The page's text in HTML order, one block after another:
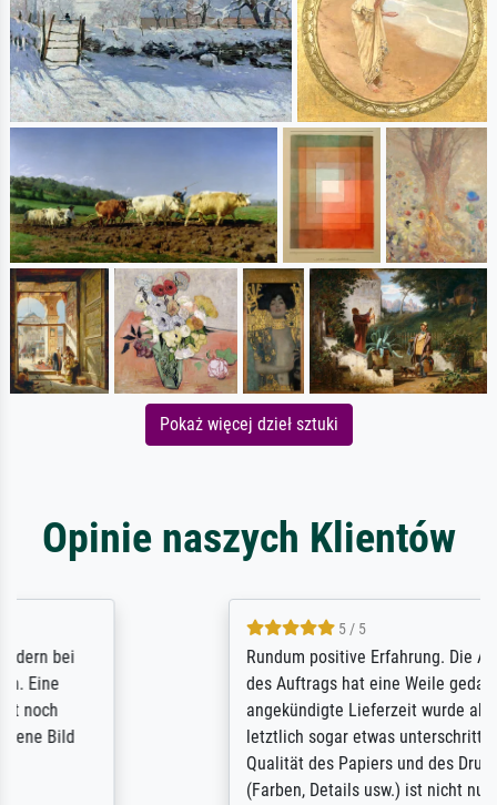
Pokaż więcej dzieł sztuki
Opinie naszych Klientów
Rundum positive Erfahrung. Die Ausführung
des Auftrags hat eine Weile gedauert, die
angekündigte Lieferzeit wurde aber
letztlich sogar etwas unterschritten. Die
Qualität des Papiers und des Drucks
(Farben, Details usw.) ist nicht nur gut,